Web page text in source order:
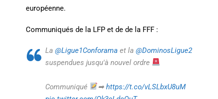
européenne.
Communiqués de la LFP et de de la FFF :
La @Ligue1Conforama et la @DominosLigue2
suspendues jusqu'à nouvel ordre
Communiqué ➡ https://t.co/vLSLbxU8uM